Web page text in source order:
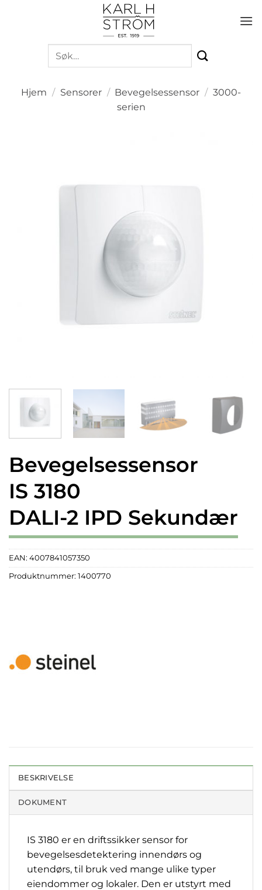
Søk
etter:
Hjem / Sensorer / Bevegelsessensor / 3000-
serien
Bevegelsessensor
IS 3180
DALI-2 IPD Sekundær
EAN: 4007841057350
Produktnummer: 1400770
BESKRIVELSE
DOKUMENT
IS 3180 er en driftssikker sensor for
bevegelsesdetektering innendørs og
utendørs, til bruk ved mange ulike typer
eiendommer og lokaler. Den er utstyrt med